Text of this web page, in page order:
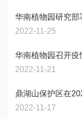
华南植物园研究
2022-11-25
华南植物园召开疫
2022-11-21
鼎湖山保护区在
2022-11-17